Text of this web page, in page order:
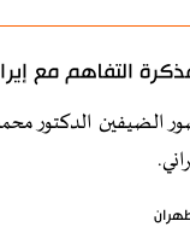
التفاهم مع
الدكتور